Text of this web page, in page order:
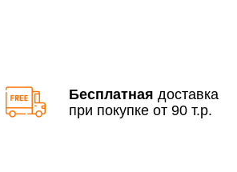
Бесплатная доставка
при покупке от 90 т.р.